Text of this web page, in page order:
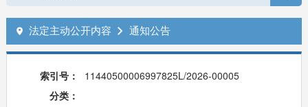
 法定主动公开内容  通知公告
索引号：
11440500006997825L/2026-00005
分类：